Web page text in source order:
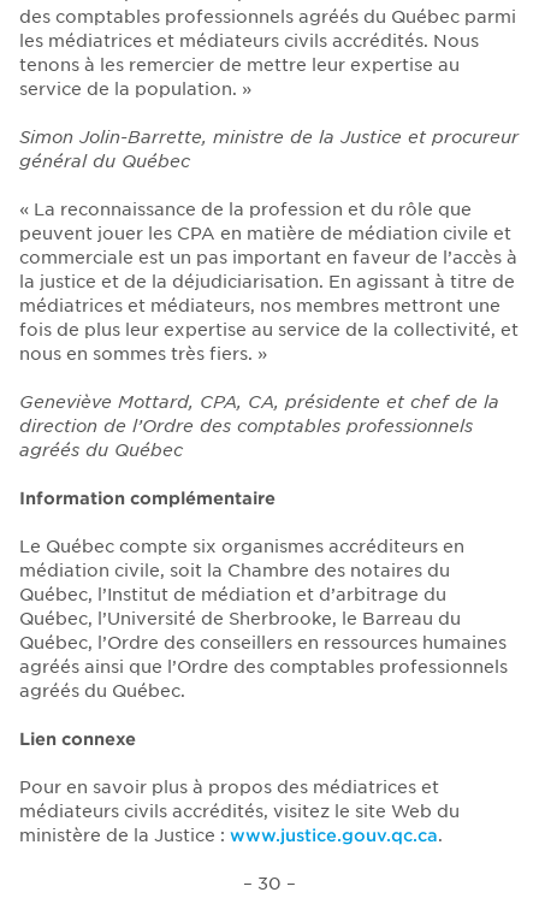
des comptables professionnels agréés du Québec parmi
les médiatrices et médiateurs civils accrédités. Nous
tenons à les remercier de mettre leur expertise au
service de la population. »
Simon Jolin-Barrette, ministre de la Justice et procureur
général du Québec
« La reconnaissance de la profession et du rôle que
peuvent jouer les CPA en matière de médiation civile et
commerciale est un pas important en faveur de l’accès à
la justice et de la déjudiciarisation. En agissant à titre de
médiatrices et médiateurs, nos membres mettront une
fois de plus leur expertise au service de la collectivité, et
nous en sommes très fiers. »
Geneviève Mottard, CPA, CA, présidente et chef de la
direction de l’Ordre des comptables professionnels
agréés du Québec
Information complémentaire
Le Québec compte six organismes accréditeurs en
médiation civile, soit la Chambre des notaires du
Québec, l’Institut de médiation et d’arbitrage du
Québec, l’Université de Sherbrooke, le Barreau du
Québec, l’Ordre des conseillers en ressources humaines
agréés ainsi que l’Ordre des comptables professionnels
agréés du Québec.
Lien connexe
Pour en savoir plus à propos des médiatrices et
médiateurs civils accrédités, visitez le site Web du
ministère de la Justice : www.justice.gouv.qc.ca.
– 30 –